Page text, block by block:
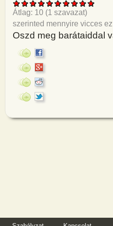
Átlag: 10 (1 szavazat)
szerinted mennyire vicces
Oszd meg barátaiddal